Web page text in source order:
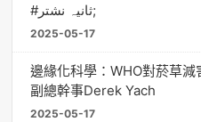
#ثانیہ نشتر;
2025-05-17
邊緣化科學：WHO對菸草
副總幹事Derek Yach
2025-05-17